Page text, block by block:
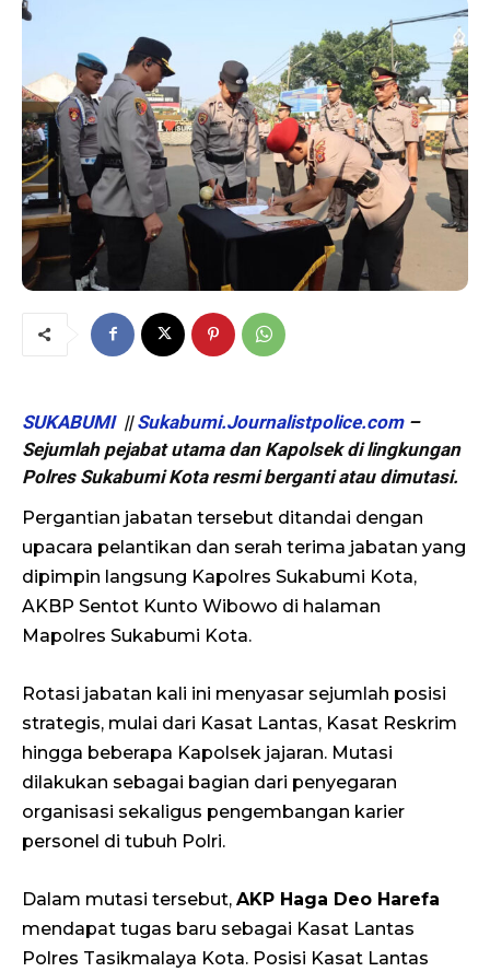
SUKABUMI ||Sukabumi.Journalistpolice.com–
Sejumlah pejabat utama dan Kapolsek di lingkungan
Polres Sukabumi Kota resmi berganti atau dimutasi.
Pergantian jabatan tersebut ditandai dengan
upacara pelantikan dan serah terima jabatan yang
dipimpin langsung Kapolres Sukabumi Kota,
AKBP Sentot Kunto Wibowo di halaman
Mapolres Sukabumi Kota.
Rotasi jabatan kali ini menyasar sejumlah posisi
strategis, mulai dari Kasat Lantas, Kasat Reskrim
hingga beberapa Kapolsek jajaran. Mutasi
dilakukan sebagai bagian dari penyegaran
organisasi sekaligus pengembangan karier
personel di tubuh Polri.
Dalam mutasi tersebut, AKP Haga Deo Harefa
mendapat tugas baru sebagai Kasat Lantas
Polres Tasikmalaya Kota. Posisi Kasat Lantas